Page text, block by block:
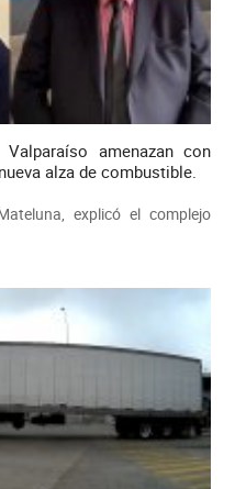
amenazan con
alza de combustible.
explicó el complejo